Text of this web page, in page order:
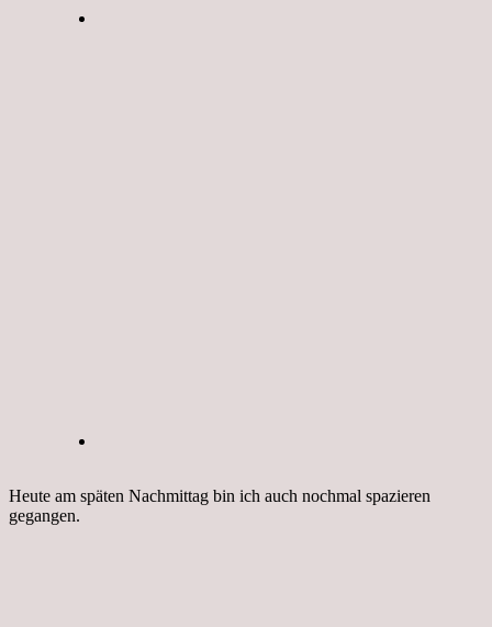
Heute am späten Nachmittag bin ich auch nochmal spazieren
gegangen.